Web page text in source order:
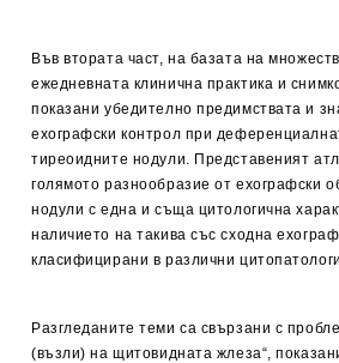
Във втората част, на базата на
ежедневната клинична практика и
показани убедително предимствата и
ехографски контрол при
тиреоидните нодули. Представеният
голямото разнообразие от ехографски
нодули с една и съща цитологична
наличието на такива със сходна
класифицирани в различни
Разгледаните теми са свързани с
(възли) на щитовидната жлеза“,